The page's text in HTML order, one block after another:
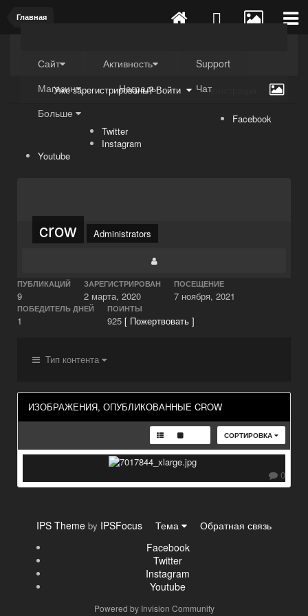
Главная
Сайт Активность
Support
Магазин
Награды
Чат
Больше
Уже зарегистрированы? Войти Регистрация
Facebook
Twitter
Instagram
Youtube
crow Administrators
ПУБЛИКАЦИЙ
9
ЗАРЕГИСТРИРОВАН
2 марта, 2020
ПОСЕЩЕНИЕ
7 ноября, 2021
ПОБЕДИТЕЛЬ ДНЕЙ
1
ПОИНТЫ
925 [ Пожертвовать ]
Тип контента
ИЗОБРАЖЕНИЯ, ОПУБЛИКОВАННЫЕ CROW
СОРТИРОВКА
0
IPS Theme by IPSFocus Тема
Обратная связь
Facebook
Twitter
Instagram
Youtube
Powered by Invision Community